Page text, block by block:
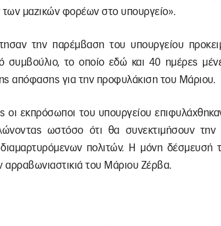
μαζικών φορέων στο υπουργείο».
την παρέμβαση του υπουργείου
συμβούλιο, το οποίο εδώ και 40 ημέρες
απόφασης για την προφυλάκιση του Μάριου.
οι εκπρόσωποι του υπουργείου
ωστόσο ότι θα συνεκτιμήσουν
πολιτών. Η μόνη δέσμευσή
αρραβωνιαστικιά του Μάριου Ζέρβα.